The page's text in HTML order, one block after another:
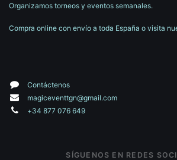
Organizamos torneos y eventos semanales.
Compra online con envío a toda España o visita
Contáctenos
magiceventtgn@gmail.com
+34 877 076 649
SÍGUENOS EN REDES